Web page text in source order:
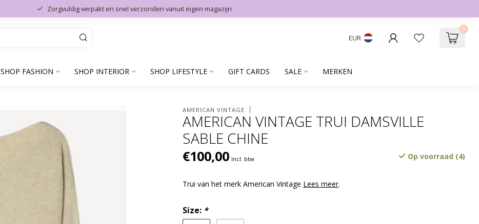
Zorgvuldig verpakt en snel verzonden vanuit eigen magazijn
EUR
0
SHOP FASHION SHOP INTERIOR SHOP LIFESTYLE GIFT CARDS SALE MERKEN
AMERICAN VINTAGE
AMERICAN VINTAGE TRUI DAMSVILLE
SABLE CHINE
€100,00 Incl. btw Op voorraad (4)
Trui van het merk American Vintage Lees meer.
Size: *